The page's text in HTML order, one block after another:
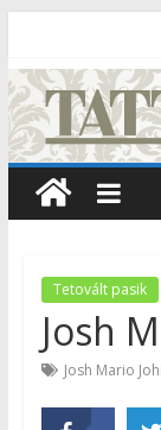
Tetovált pasik
Josh
Josh Mario